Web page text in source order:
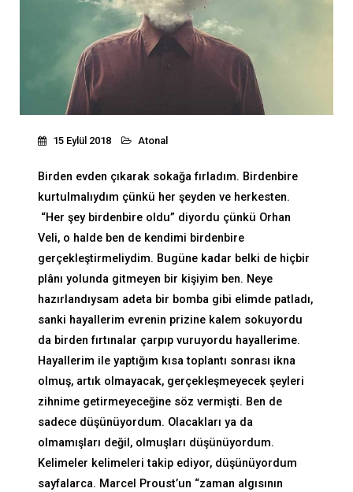
15 Eylül 2018 Atonal
Birden evden çıkarak sokağa fırladım. Birdenbire
kurtulmalıydım çünkü her şeyden ve herkesten.
“Her şey birdenbire oldu” diyordu çünkü Orhan
Veli, o halde ben de kendimi birdenbire
gerçekleştirmeliydim. Bugüne kadar belki de hiçbir
plânı yolunda gitmeyen bir kişiyim ben. Neye
hazırlandıysam adeta bir bomba gibi elimde patladı,
sanki hayallerim evrenin prizine kalem sokuyordu
da birden fırtınalar çarpıp vuruyordu hayallerime.
Hayallerim ile yaptığım kısa toplantı sonrası ikna
olmuş, artık olmayacak, gerçekleşmeyecek şeyleri
zihnime getirmeyeceğine söz vermişti. Ben de
sadece düşünüyordum. Olacakları ya da
olmamışları değil, olmuşları düşünüyordum.
Kelimeler kelimeleri takip ediyor, düşünüyordum
sayfalarca. Marcel Proust’un “zaman algısının